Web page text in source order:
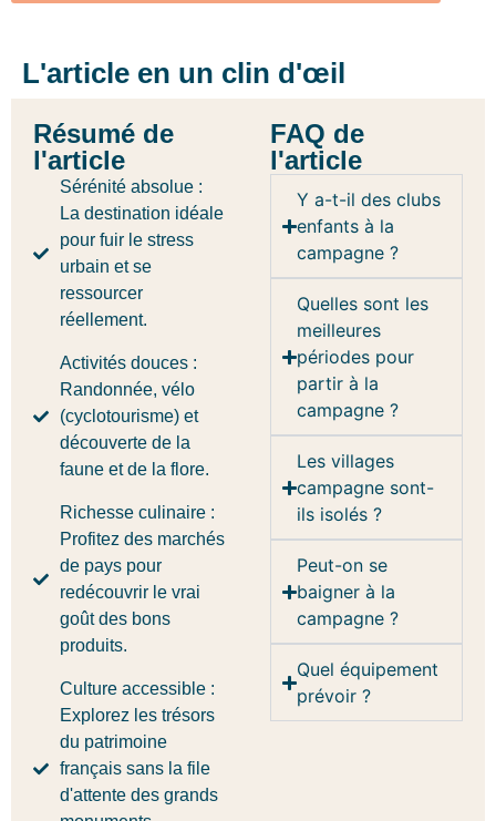
L'article en un clin d'œil
Résumé de
l'article
Sérénité absolue :
La destination idéale
pour fuir le stress
urbain et se
ressourcer
réellement.
Activités douces :
Randonnée, vélo
(cyclotourisme) et
découverte de la
faune et de la flore.
Richesse culinaire :
Profitez des marchés
de pays pour
redécouvrir le vrai
goût des bons
produits.
Culture accessible :
Explorez les trésors
du patrimoine
français sans la file
d'attente des grands
FAQ de
l'article
Y a-t-il des clubs
enfants à la
campagne ?
Quelles sont les
meilleures
périodes pour
partir à la
campagne ?
Les villages
campagne sont-
ils isolés ?
Peut-on se
baigner à la
campagne ?
Quel équipement
prévoir ?